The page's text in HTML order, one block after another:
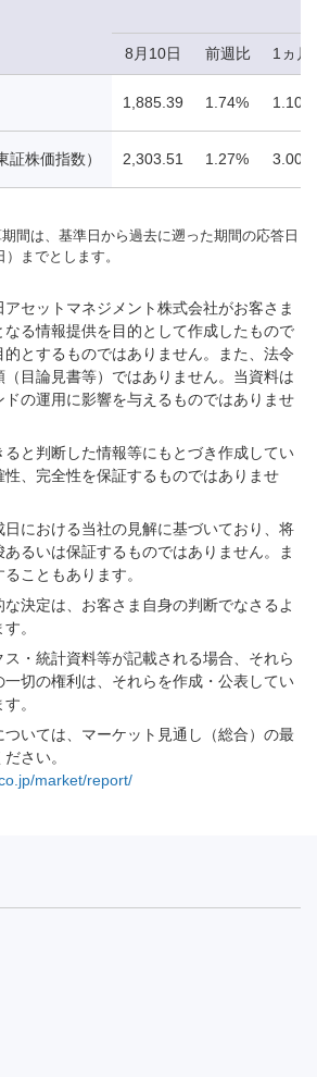
8月10日 前週比 1ヵ月
1,885.39 1.74% 1.10%
証株価指数） 2,303.51 1.27% 3.00%
間は、基準日から過去に遡った期間の応答日
までとします。
セットマネジメント株式会社がお客さま
る情報提供を目的として作成したもので
的とするものではありません。また、法令
（目論見書等）ではありません。当資料は
ドの運用に影響を与えるものではありませ
ると判断した情報等にもとづき作成してい
性、完全性を保証するものではありませ
日における当社の見解に基づいており、将
るいは保証するものではありません。ま
こともあります。
決定は、お客さま自身の判断でなさるよ
。
・統計資料等が記載される場合、それら
一切の権利は、それらを作成・公表してい
。
いては、マーケット見通し（総合）の最
さい。
market/report/